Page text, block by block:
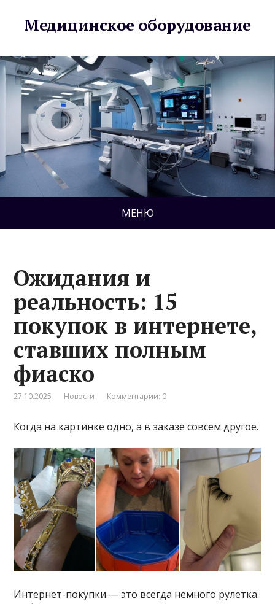
Медицинское оборудование
МЕНЮ
Ожидания и
реальность: 15
покупок в интернете,
ставших полным
фиаско
27.10.2025 Новости Комментарии: 0
Когда на картинке одно, а в заказе совсем другое.
Интернет-покупки — это всегда немного рулетка.